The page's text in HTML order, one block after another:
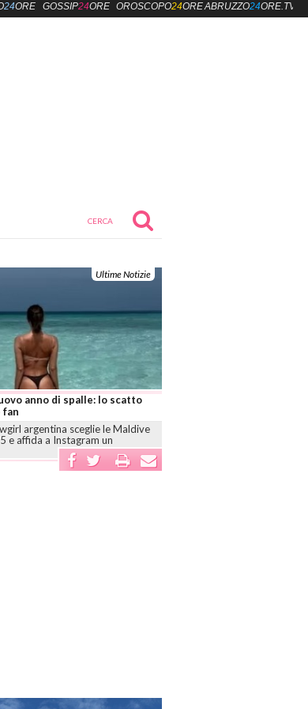
Ultime Notizie
di spalle: lo scatto
sceglie le Maldive
Instagram un
Social Star
Basta privilegi! Influencer trattati
ROMA-
impone...
commenta
24ORE GOSSIP24ORE OROSCOPO24OREABRUZZO24ORE.TV